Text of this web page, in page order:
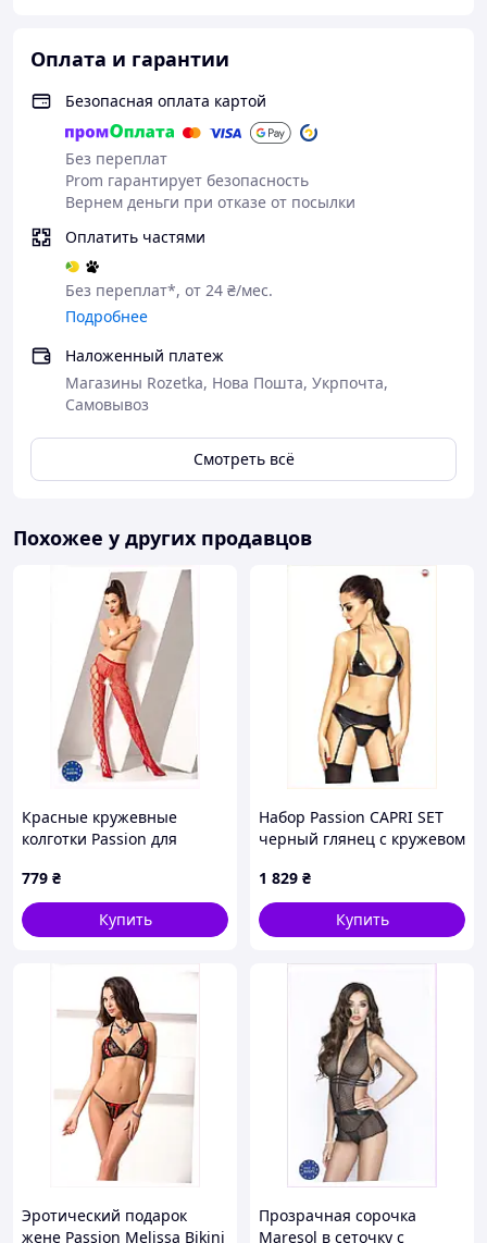
Оплата и гарантии
Безопасная оплата картой
Без переплат
Prom гарантирует безопасность
Вернем деньги при отказе от посылки
Оплатить частями
Без переплат*, от 24 ₴/мес.
Подробнее
Наложенный платеж
Магазины Rozetka, Нова Пошта, Укрпочта,
Самовывоз
Смотреть всё
Похожее у других продавцов
Красные кружевные
колготки Passion для
779 ₴
Купить
Набор Passion CAPRI SET
черный глянец с кружевом
1 829 ₴
Купить
Эротический подарок
жене Passion Melissa Bikini
Прозрачная сорочка
Maresol в сеточку с